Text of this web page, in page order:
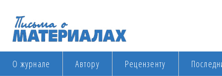
О журнале Автору Рецензенту